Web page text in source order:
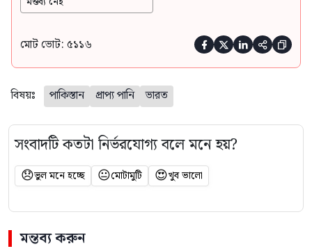
মোট ভোট: ৫১১৬     
বিষয়ঃ পাকিস্তান প্রাপ্য পানি ভারত
সংবাদটি কতটা নির্ভরযোগ্য বলে মনে হয়?
😞ভুল মনে হচ্ছে 😐মোটামুটি 😍খুব ভালো
মন্তব্য করুন